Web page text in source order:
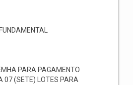
PARA PAGAMENTO
07 (SETE) LOTES PARA